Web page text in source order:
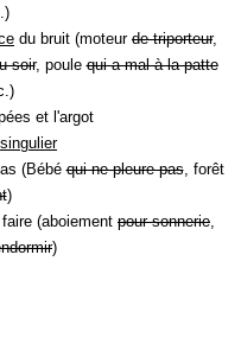
du bruit (moteur de triporteur,
soir, poulequi a mal à la patte
et l'argot
singulier
(Bébéqui ne pleure pas, forêt
)
(aboiement pour sonnerie,
)